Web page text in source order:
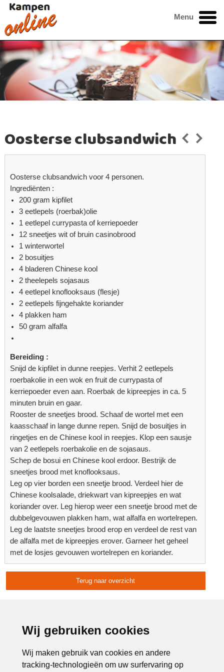
Wij gebruiken cookies
Wij maken gebruik van cookies en andere
tracking-technologieën om uw surfervaring op
Menu
Oosterse clubsandwich
Oosterse clubsandwich voor 4 personen.
Ingrediënten :
200 gram kipfilet
3 eetlepels (roerbak)olie
1 eetlepel currypasta of kerriepoeder
12 sneetjes wit of bruin casinobrood
1 winterwortel
2 bosuitjes
4 bladeren Chinese kool
2 theelepels sojasaus
4 eetlepel knoflooksaus (flesje)
2 eetlepels fijngehakte koriander
4 plakken ham
50 gram alfalfa
Bereiding :
Snijd de kipfilet in dunne reepjes. Verhit 2 eetlepels
roerbakolie in een wok en fruit de currypasta of
kerriepoeder even aan. Roerbak de kipreepjes in ca. 5
minuten bruin en gaar.
Rooster de sneetjes brood. Schaaf de wortel met een
kaasschaaf in lange dunne repen. Snijd de bosuitjes in
ringetjes en de Chinese kool in reepjes. Klop een sausje
van 2 eetlepels roerbakolie en de sojasaus.
Schep de bosui en Chinese kool erdoor. Bestrijk de
sneetjes brood met knoflooksaus.
Leg op vier borden een sneetje brood. Verdeel hier de
Chinese koolsalade, driekwart van kipreepjes en wat
koriander over. Leg hierop weer een sneetje brood met de
dubbelgevouwen plakken ham, wat alfalfa en wortelrepen.
Leg de laatste sneetjes brood erop en verdeel de rest van
de alfalfa met de kipreepjes erover. Garneer het geheel
met de losjes gevouwen wortelrepen en koriander.
Terug naar overzicht
Advertentie: